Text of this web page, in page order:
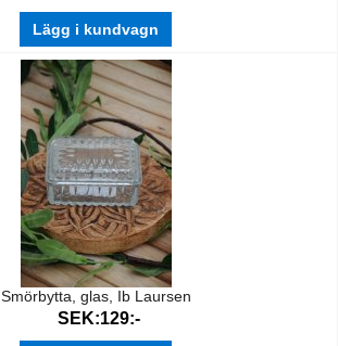
Lägg i kundvagn
Smörbytta, glas, Ib Laursen
SEK:129:-